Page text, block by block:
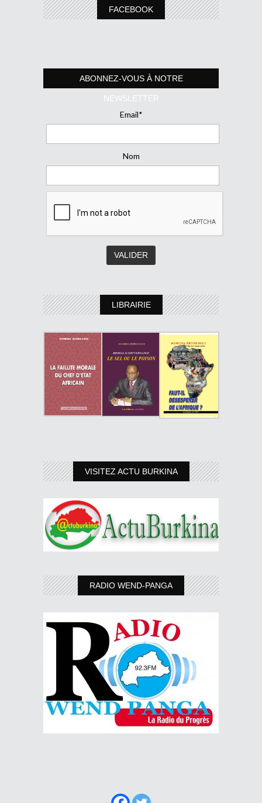
FACEBOOK
ABONNEZ-VOUS À NOTRE
NEWSLETTER
Email*
Nom
LIBRAIRIE
VISITEZ ACTU BURKINA
RADIO WEND-PANGA